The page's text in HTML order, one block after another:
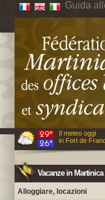
Guida
Il meteo oggi
in Fort de
Vacanze in Martinica
Alloggiare, locazioni